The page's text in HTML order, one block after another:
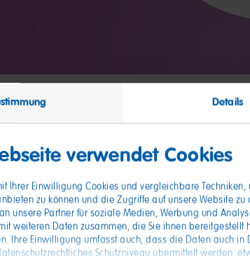
Details
verwendet Cookies
Ihrer Einwilligung Cookies und vergleichbare
zu können und die Zugriffe auf unsere Website
unsere Partner für soziale Medien, Werbung und
weiteren Daten zusammen, die Sie ihnen
Ihre Einwilligung umfasst auch, dass die Daten auch
Schutzniveau übermittelt werden,